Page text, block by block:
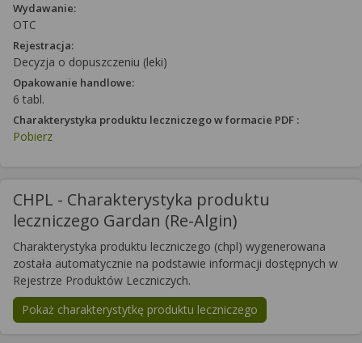
Wydawanie:
OTC
Rejestracja:
Decyzja o dopuszczeniu (leki)
Opakowanie handlowe:
6 tabl.
Charakterystyka produktu leczniczego w formacie PDF :
Pobierz
CHPL - Charakterystyka produktu
leczniczego Gardan (Re-Algin)
Charakterystyka produktu leczniczego (chpl) wygenerowana
została automatycznie na podstawie informacji dostępnych w
Rejestrze Produktów Leczniczych.
Pokaż charakterystytkę produktu leczniczego